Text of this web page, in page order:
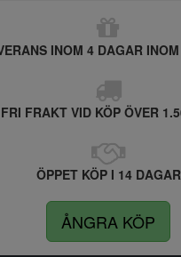
INOM 4 DAGAR
FRI FRAKT VID KÖP ÖVER
ÖPPET KÖP I 14 DAGAR
ÅNGRA KÖP